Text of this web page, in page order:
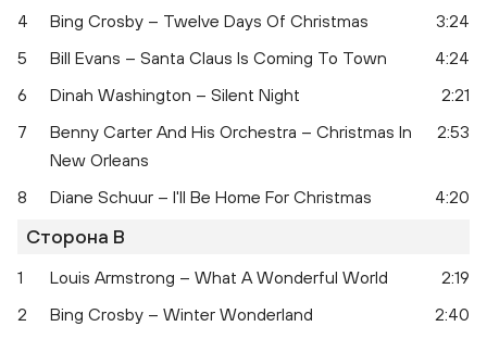
4 Bing Crosby – Twelve Days Of Christmas
3:24
5
Bill Evans – Santa Claus Is Coming To Town
4:24
6
Dinah Washington – Silent Night
2:21
7
Benny Carter And His Orchestra – Christmas In
New Orleans
2:53
8 Diane Schuur – I'll Be Home For Christmas 4:20
Сторона B
1 Louis Armstrong – What A Wonderful World
2:19
2
Bing Crosby – Winter Wonderland
2:40